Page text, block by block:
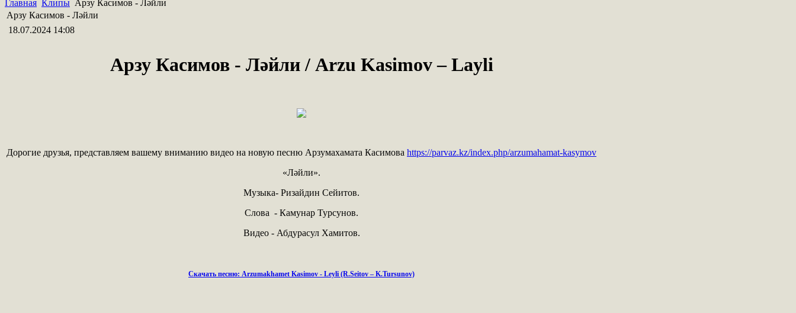
Главная Клипы Арзу Касимов - Ләйли
Арзу Касимов - Ләйли
18.07.2024 14:08
АрзуКасимов- Ләйли/ Arzu Kasimov – Layli
Дорогие друзья, представляем вашему вниманию видео на новую песню Арзумахамата Касимова https://parvaz.kz/index.php/arzumahamat-kasymov
«Ләйли».
Музыка- Ризайдин Сейитов.
Слова - Камунар Турсунов.
Видео - Абдурасул Хамитов.
Скачать песню: Arzumakhamet Kasimov - Leyli (R.Seitov – K.Tursunov)